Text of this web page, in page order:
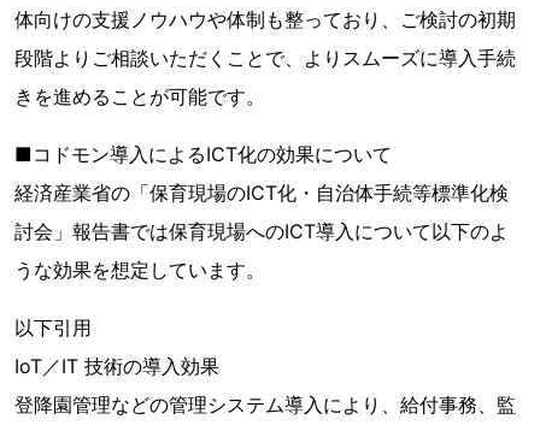
体向けの支援ノウハウや体制も整っており、ご検討の初期
段階よりご相談いただくことで、よりスムーズに導入手続
きを進めることが可能です。
■コドモン導入によるICT化の効果について
経済産業省の「保育現場のICT化・自治体手続等標準化検
討会」報告書では保育現場へのICT導入について以下のよ
うな効果を想定しています。
以下引用
IoT／IT 技術の導入効果
登降園管理などの管理システム導入により、給付事務、監